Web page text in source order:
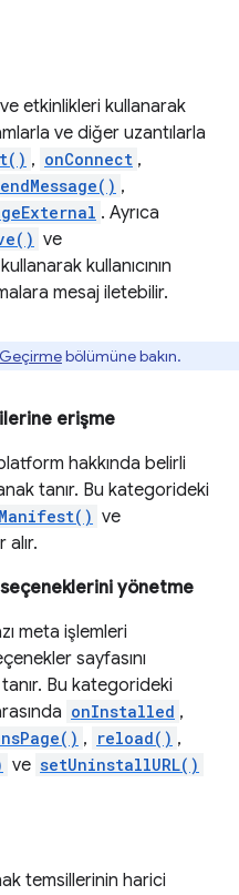
etkinlikleri kullanarak
ve diğer uzantılarla
, onConnect ,
,
. Ayrıca
ve
kullanarak kullanıcının
mesaj iletebilir.
bölümüne bakın.
erişme
hakkında belirli
tanır. Bu kategorideki
ve
alır.
seçeneklerini yönetme
meta işlemleri
sayfasını
Bu kategorideki
onInstalled ,
, reload() ,
ve setUninstallURL()
temsillerinin harici